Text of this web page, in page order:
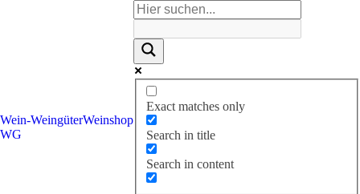
Wein-
WG
WeingüterWeinshop
Exact matches only
Search in title
Search in content